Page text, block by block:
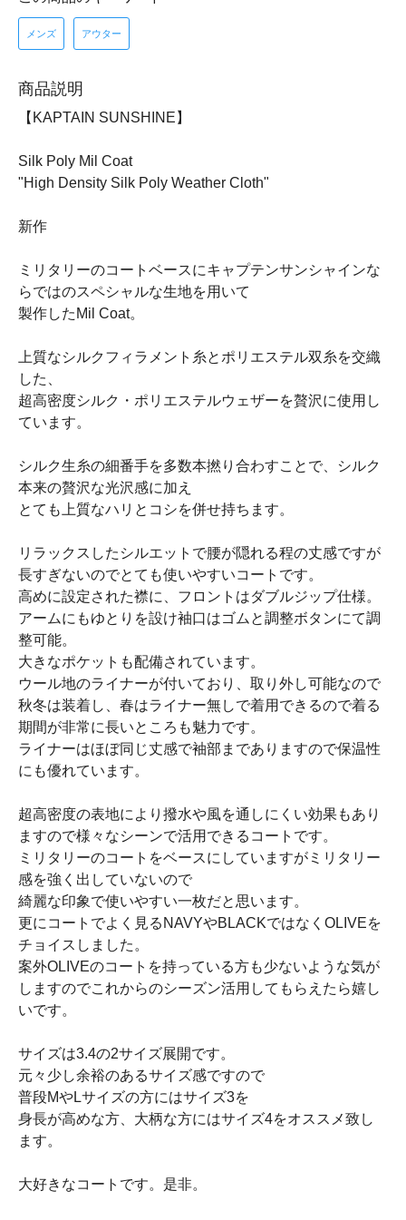
メンズ アウター
商品説明
【KAPTAIN SUNSHINE】
Silk Poly Mil Coat
"High Density Silk Poly Weather Cloth"
新作
ミリタリーのコートベースにキャプテンサンシャインな
らではのスペシャルな生地を用いて
製作したMil Coat。
上質なシルクフィラメント糸とポリエステル双糸を交織
した、
超高密度シルク・ポリエステルウェザーを贅沢に使用し
ています。
シルク生糸の細番手を多数本撚り合わすことで、シルク
本来の贅沢な光沢感に加え
とても上質なハリとコシを併せ持ちます。
リラックスしたシルエットで腰が隠れる程の丈感ですが
長すぎないのでとても使いやすいコートです。
高めに設定された襟に、フロントはダブルジップ仕様。
アームにもゆとりを設け袖口はゴムと調整ボタンにて調
整可能。
大きなポケットも配備されています。
ウール地のライナーが付いており、取り外し可能なので
秋冬は装着し、春はライナー無しで着用できるので着る
期間が非常に長いところも魅力です。
ライナーはほぼ同じ丈感で袖部までありますので保温性
にも優れています。
超高密度の表地により撥水や風を通しにくい効果もあり
ますので様々なシーンで活用できるコートです。
ミリタリーのコートをベースにしていますがミリタリー
感を強く出していないので
綺麗な印象で使いやすい一枚だと思います。
更にコートでよく見るNAVYやBLACKではなくOLIVEを
チョイスしました。
案外OLIVEのコートを持っている方も少ないような気が
しますのでこれからのシーズン活用してもらえたら嬉し
いです。
サイズは3.4の2サイズ展開です。
元々少し余裕のあるサイズ感ですので
普段MやLサイズの方にはサイズ3を
身長が高めな方、大柄な方にはサイズ4をオススメ致し
ます。
大好きなコートです。是非。